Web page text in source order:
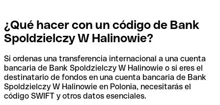
¿Qué hacer con un código de Bank
Spoldzielczy W Halinowie?
Si ordenas una transferencia internacional a una cuenta
bancaria de Bank Spoldzielczy W Halinowie o si eres el
destinatario de fondos en una cuenta bancaria de Bank
Spoldzielczy W Halinowie en Polonia, necesitarás el
código SWIFT y otros datos esenciales.